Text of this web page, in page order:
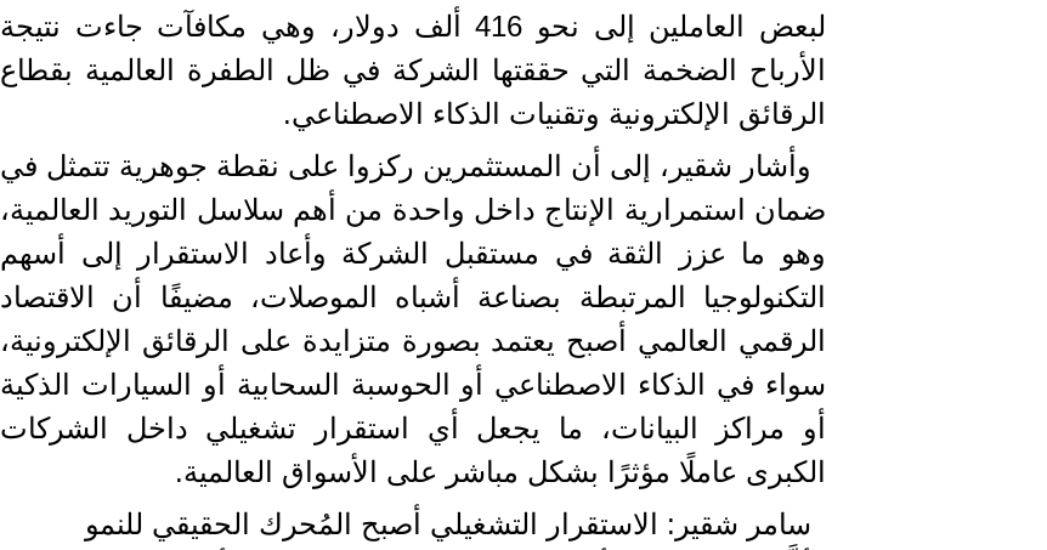
لبعض العاملين إلى نحو 416 ألف دولار، وهي مكافآت جاءت نتيجة
الأرباح الضخمة التي حققتها الشركة في ظل الطفرة العالمية بقطاع
الرقائق الإلكترونية وتقنيات الذكاء الاصطناعي.
وأشار شقير، إلى أن المستثمرين ركزوا على نقطة جوهرية تتمثل في
ضمان استمرارية الإنتاج داخل واحدة من أهم سلاسل التوريد العالمية،
وهو ما عزز الثقة في مستقبل الشركة وأعاد الاستقرار إلى أسهم
التكنولوجيا المرتبطة بصناعة أشباه الموصلات، مضيفًا أن الاقتصاد
الرقمي العالمي أصبح يعتمد بصورة متزايدة على الرقائق الإلكترونية،
سواء في الذكاء الاصطناعي أو الحوسبة السحابية أو السيارات الذكية
أو مراكز البيانات، ما يجعل أي استقرار تشغيلي داخل الشركات
الكبرى عاملًا مؤثرًا بشكل مباشر على الأسواق العالمية.
سامر شقير: الاستقرار التشغيلي أصبح المُحرك الحقيقي للنمو